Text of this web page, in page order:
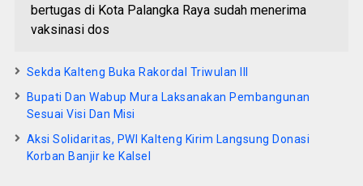
bertugas di Kota Palangka Raya sudah menerima
vaksinasi dos
Sekda Kalteng Buka Rakordal Triwulan III
Bupati Dan Wabup Mura Laksanakan Pembangunan
Sesuai Visi Dan Misi
Aksi Solidaritas, PWI Kalteng Kirim Langsung Donasi
Korban Banjir ke Kalsel